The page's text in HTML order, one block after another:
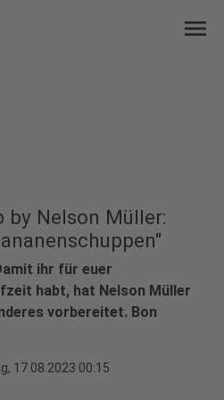
menu
by Nelson Müller:
ihr für euer
habt, hat Nelson Müller
vorbereitet. Bon
17.08.2023 00:15